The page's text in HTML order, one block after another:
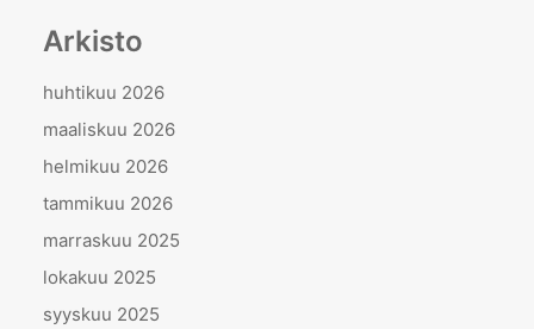
Arkisto
huhtikuu 2026
maaliskuu 2026
helmikuu 2026
tammikuu 2026
marraskuu 2025
lokakuu 2025
syyskuu 2025